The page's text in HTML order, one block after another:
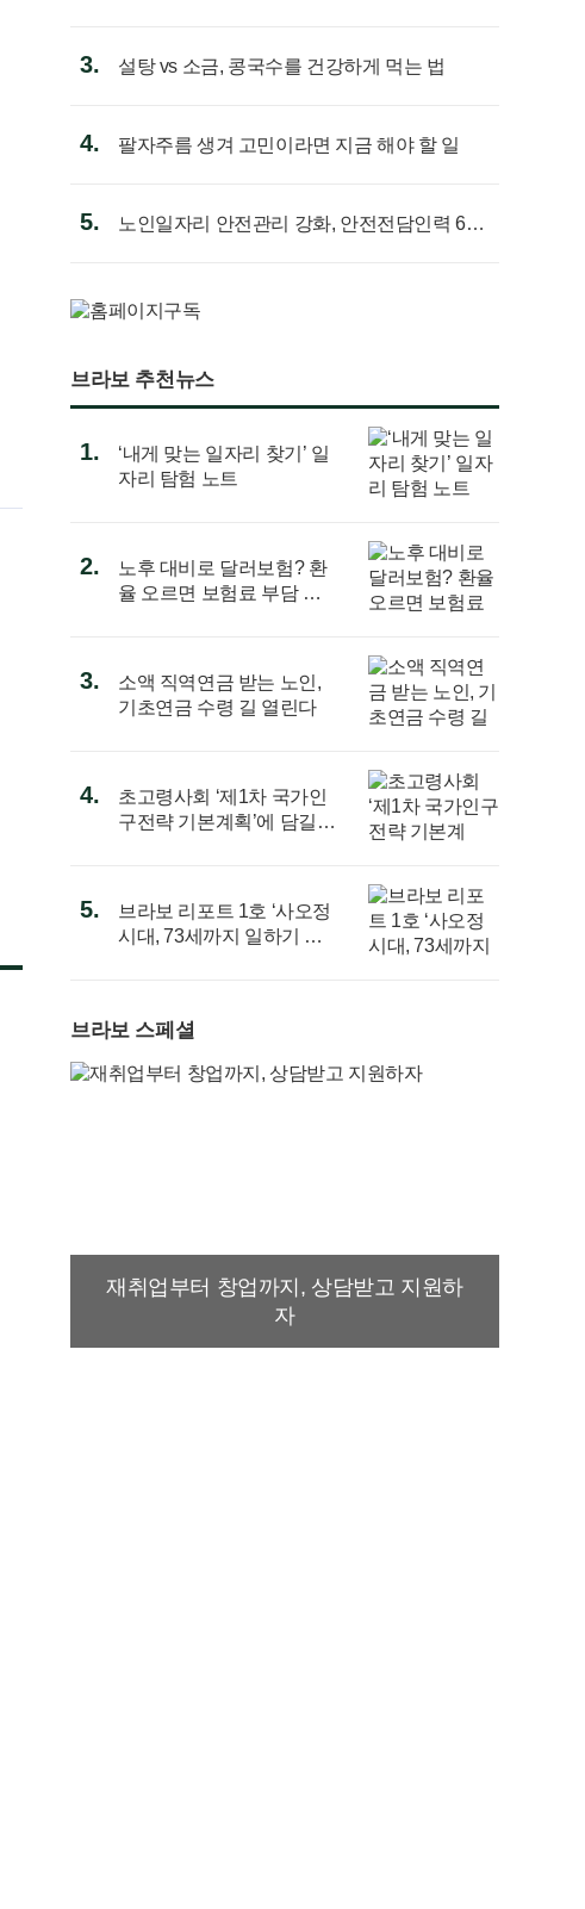
3. 설탕 vs 소금, 콩국수를 건강하게 먹는 법
4. 팔자주름 생겨 고민이라면 지금 해야 할 일
5.
노인일자리 안전관리 강화, 안전전담인력 613
브라보 추천뉴스
1.
‘내게 맞는 일자리 찾기’ 일
자리 탐험 노트
2.
노후 대비로 달러보험? 환
율 오르면 보험료 부담 커
3.
소액 직역연금 받는 노인,
기초연금 수령 길 열린다
4.
초고령사회 ‘제1차 국가인
구전략 기본계획’에 담길
5.
브라보 리포트 1호 ‘사오정
시대, 73세까지 일하기 전
브라보 스페셜
재취업부터 창업까지, 상담받고 지원하
자